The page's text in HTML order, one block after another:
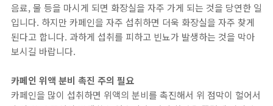
음료, 물 등을 마시게 되면 화장실을 자주 가게 되는 것을 당연한 일
입니다. 하지만 카페인을 자주 섭취하면 더욱 화장실을 자주 찾게
된다고 합니다. 과하게 섭취를 피하고 빈뇨가 발생하는 것을 막아
보시길 바랍니다.
카페인 위액 분비 촉진 주의 필요
카페인을 많이 섭취하면 위액의 분비를 촉진해서 위 점막이 헐어서